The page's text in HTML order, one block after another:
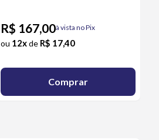
R$ 167,00à vista no Pix
ou 12x de R$ 17,40
Comprar